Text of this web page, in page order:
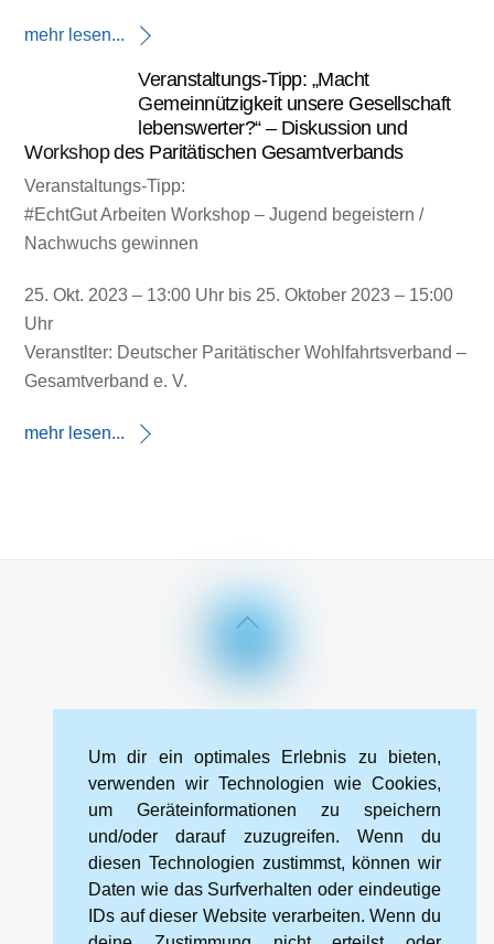
mehr lesen...
Veranstaltungs-Tipp: „Macht
Gemeinnützigkeit unsere Gesellschaft
lebenswerter?“ – Diskussion und
Workshop des Paritätischen Gesamtverbands
Veranstaltungs-Tipp:
#EchtGut Arbeiten Workshop – Jugend begeistern /
Nachwuchs gewinnen
25. Okt. 2023 – 13:00 Uhr bis 25. Oktober 2023 – 15:00
Uhr
Veranstlter: Deutscher Paritätischer Wohlfahrtsverband –
Gesamtverband e. V.
mehr lesen...
Back
Top
Cookie-Richtlinie (EU)
Kneipp-Bund Landesverband Sachsen e. V.
Wehlener Straße 46
01067 Dresden
Um dir ein optimales Erlebnis zu bieten,
verwenden wir Technologien wie Cookies,
um Geräteinformationen zu speichern
und/oder darauf zuzugreifen. Wenn du
diesen Technologien zustimmst, können wir
Daten wie das Surfverhalten oder eindeutige
IDs auf dieser Website verarbeiten. Wenn du